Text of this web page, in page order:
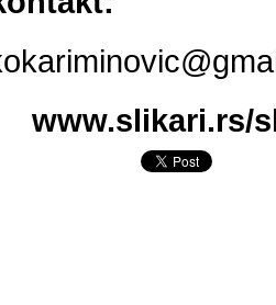
www.slikari.rs/